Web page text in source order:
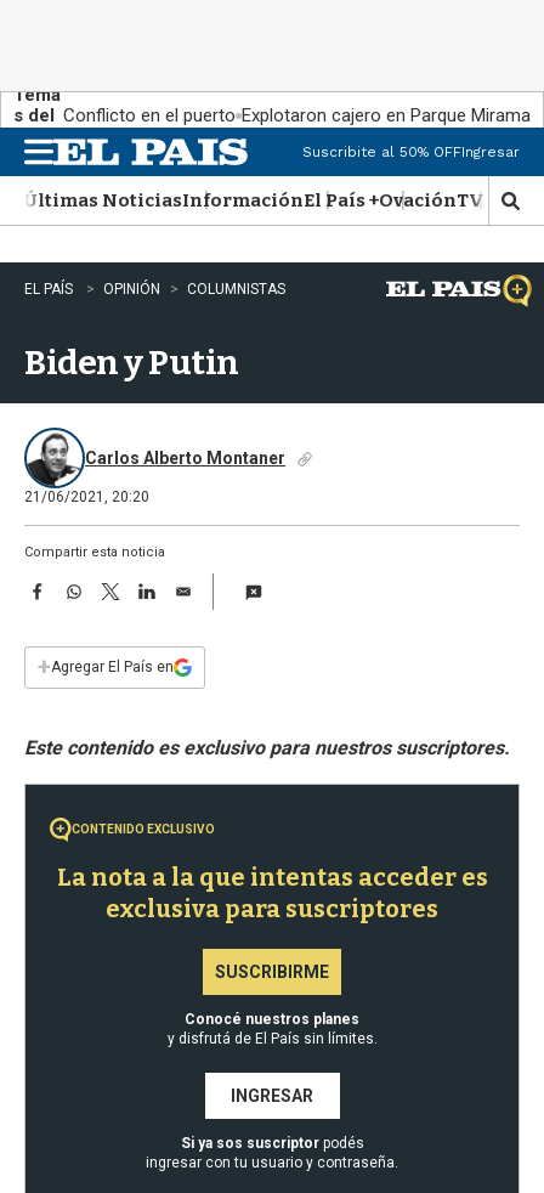
Tema
s del
día:
Conflicto en el puerto Explotaron cajero en Parque Miramar
n
u
Suscribite al 50% OFFIngresar
Últimas NoticiasInformaciónEl País +OvaciónTV Show
M
o
s
t
r
�
d
EL PAÍS OPINIÓN COLUMNISTAS
Biden y Putin
Carlos Alberto Montaner
21/06/2021, 20:20
Compartir esta noticia
F
e
b
k
W
s
p
T
w
t
L
n
E
i
l
+Agregar El País en
CONTENIDO EXCLUSIVO
La nota a la que intentas acceder es
exclusiva para suscriptores
SUSCRIBIRME
Conocé nuestros planes
y disfrutá de El País sin límites.
INGRESAR
Si ya sos suscriptorpodés
ingresar con tu usuario y contraseña.